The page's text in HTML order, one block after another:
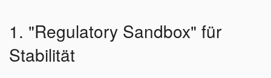
1. "Regulatory Sandbox" für
Stabilität